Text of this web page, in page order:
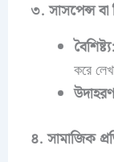
৩. সাসপেন্স বা
বৈশিষ্ট্য:
করে
৪. সামাজিক